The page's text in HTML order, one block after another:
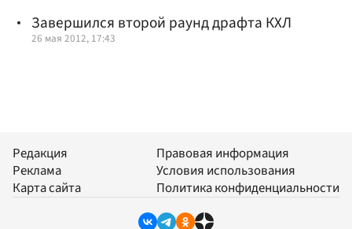
Завершился второй раунд драфта КХЛ
26 мая 2012, 17:43
Редакция
Реклама
Карта сайта
Правовая информация
Условия использования
Политика конфиденциальности